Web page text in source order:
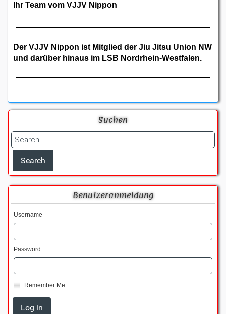
Ihr Team vom VJJV Nippon
Der VJJV Nippon ist Mitglied der Jiu Jitsu Union NW
und darüber hinaus im LSB Nordrhein-Westfalen.
Suchen
Benutzeranmeldung
Username
Password
Remember Me